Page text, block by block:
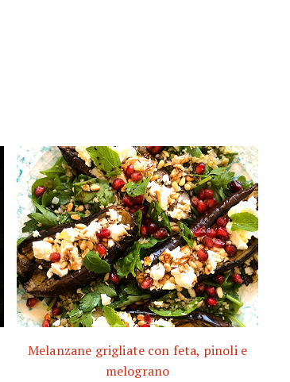
Melanzane grigliate con feta, pinoli e
melograno